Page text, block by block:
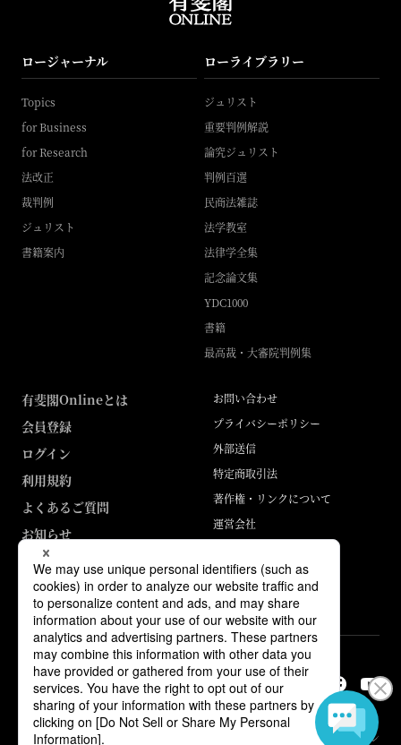
ロージャーナル
Topics
for Business
for Research
法改正
裁判例
ジュリスト
書籍案内
ローライブラリー
ジュリスト
重要判例解説
論究ジュリスト
判例百選
民商法雑誌
法学教室
法律学全集
記念論文集
YDC1000
書籍
最高裁・大審院判例集
有斐閣Onlineとは
会員登録
ログイン
利用規約
よくあるご質問
お知らせ
お問い合わせ
プライバシーポリシー
外部送信
特定商取引法
著作権・リンクについて
運営会社
ABJマークは、この電子書店・電子書籍配信サービスが、著作権者からコン